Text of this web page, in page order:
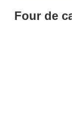
Four de